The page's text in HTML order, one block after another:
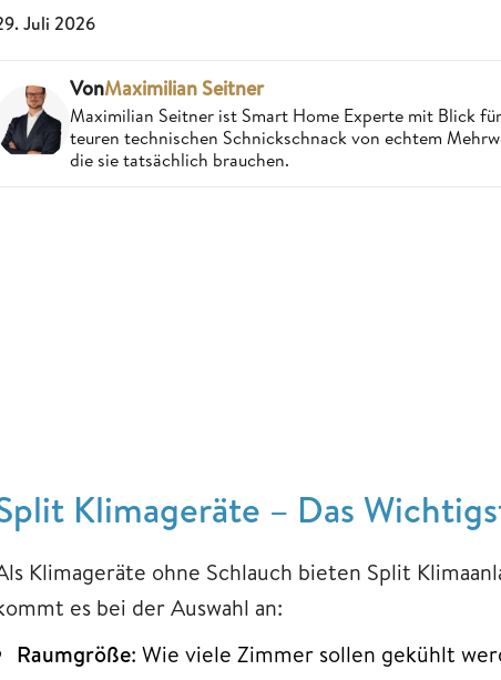
Juli 2026
VonMaximilian Seitner
Maximilian Seitner ist Smart Home Experte mit Blick
teuren technischen Schnickschnack von echtem
die sie tatsächlich brauchen.
Klimageräte – Das
Klimageräte ohne Schlauch bieten Split
es bei der Auswahl an:
Raumgröße: Wie viele Zimmer sollen gekühlt